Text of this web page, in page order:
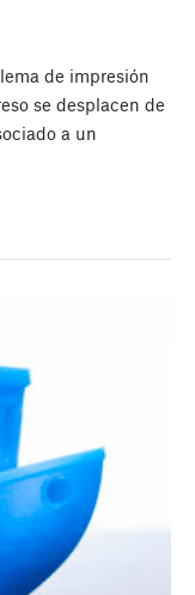
de impresión
se desplacen de
a un